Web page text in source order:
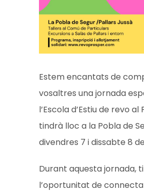
Estem encantats de
vosaltres una jornada
l’Escola d’Estiu de revo al
tindrà lloc a la Pobla de
divendres 7 i dissabte 8
Durant aquesta jornada,
l’oportunitat de